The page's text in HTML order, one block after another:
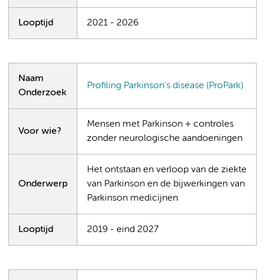
Looptijd 2021 - 2026
Naam
Onderzoek
Profiling Parkinson's disease (ProPark)
Voor wie?
Mensen met Parkinson + controles
zonder neurologische aandoeningen
Onderwerp
Het ontstaan en verloop van de ziekte
van Parkinson en de bijwerkingen van
Parkinson medicijnen
Looptijd 2019 - eind 2027